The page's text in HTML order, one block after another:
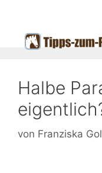
springen
Halbe
von Franziska